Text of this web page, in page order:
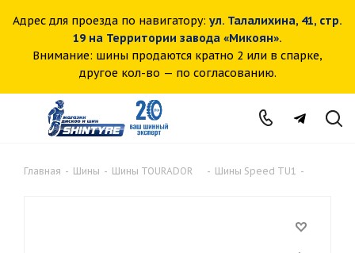
Адрес для проезда по навигатору: ул. Талалихина, 41, стр.
19 на Территории завода «Микоян».
Внимание: шины продаются кратно 2 или в спарке,
другое кол-во — по согласованию.
Главная - Шины - Шины TOURADOR - Шины Speed TU1 -